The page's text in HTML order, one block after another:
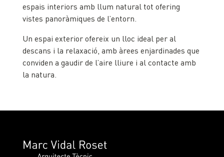
espais interiors amb llum natural tot ofering
vistes panoràmiques de l’entorn.
Un espai exterior ofereix un lloc ideal per al
descans i la relaxació, amb àrees enjardinades que
conviden a gaudir de l’aire lliure i al contacte amb
la natura.